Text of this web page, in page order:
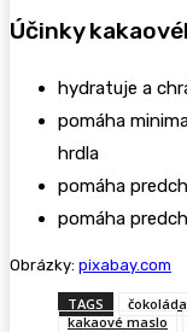
Účinky
hydratuje a
pomáha
hrdla
pomáha
pomáha
Obrázky: pixabay.com
TAGS čokoláda
kakaové maslo